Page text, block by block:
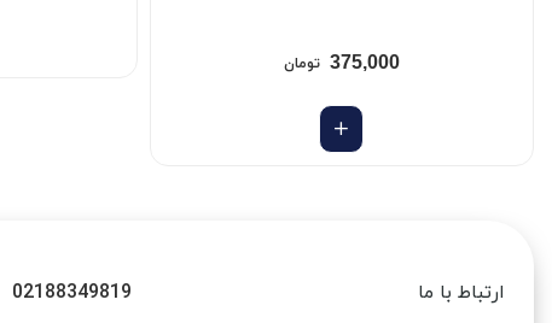
375,000 تومان
ارتباط با ما 02188349819